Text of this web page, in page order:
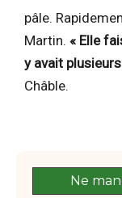
pâle.
Martin. « Elle
y avait
Châble.